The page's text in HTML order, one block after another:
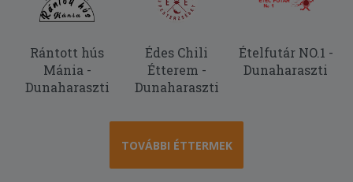
Rántott hús
Mánia -
Dunaharaszti
Édes Chili
Étterem -
Dunaharaszti
Ételfutár NO.1 -
Dunaharaszti
TOVÁBBI ÉTTERMEK